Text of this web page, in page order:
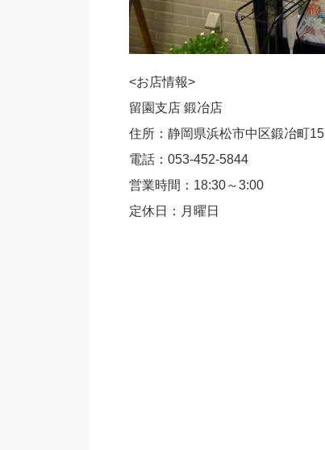
<お店情報>
留園支店 鍛冶店
住所：静岡県浜松市中区鍛冶町15
電話：053-452-5844
営業時間：18:30～3:00
定休日：月曜日